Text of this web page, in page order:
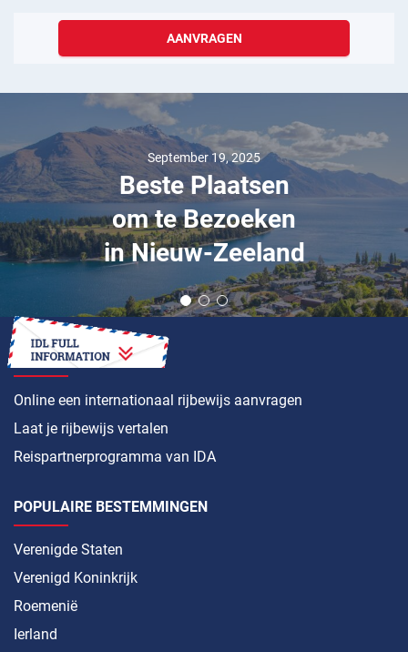
AANVRAGEN
September 19, 2025
Beste Plaatsen
om te Bezoeken
in Nieuw-Zeeland
HOE
Online een internationaal rijbewijs aanvragen
Laat je rijbewijs vertalen
Reispartnerprogramma van IDA
POPULAIRE BESTEMMINGEN
Verenigde Staten
Verenigd Koninkrijk
Roemenië
Ierland